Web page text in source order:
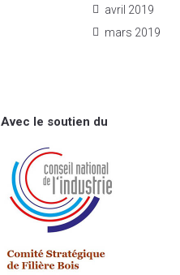
avril 2019
mars 2019
Avec le soutien du